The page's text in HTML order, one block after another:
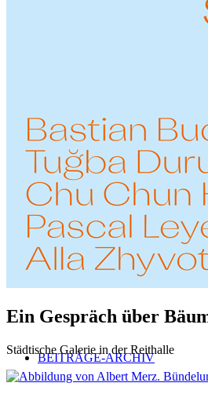
NEWS-ARCHIV
BEITRÄGE-ARCHIV
Ein Gespräch über
Städtische Galerie in der Reithalle